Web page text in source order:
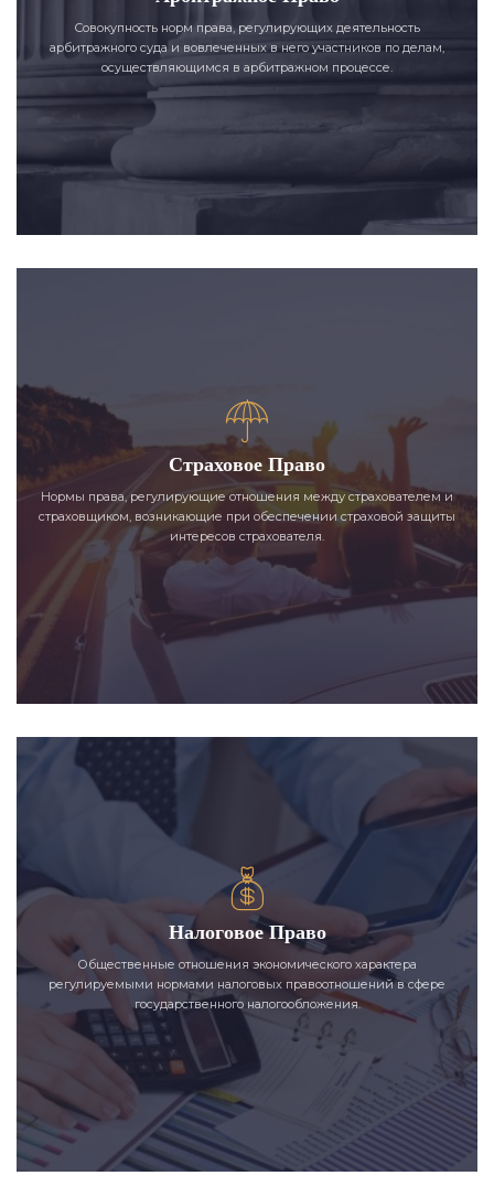
Совокупность норм права, регулирующих деятельность
арбитражного суда и вовлеченных в него участников по делам,
осуществляющимся в арбитражном процессе.
Страховое Право
Нормы права, регулирующие отношения между страхователем и
страховщиком, возникающие при обеспечении страховой защиты
интересов страхователя.
Налоговое Право
Общественные отношения экономического характера
регулируемыми нормами налоговых правоотношений в сфере
государственного налогообложения.